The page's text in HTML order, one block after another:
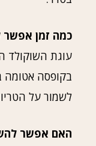
כמה זמן אפשר
בקופסה
לשמור על
האם אפשר